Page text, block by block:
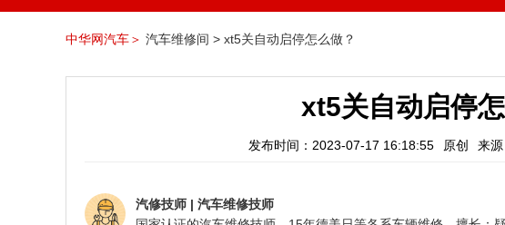
中华网汽车＞ 汽车维修间 > xt5关自动启停怎么做？
xt5关自动启停
发布时间：2023-07-17 16:18:55 原创 来
汽修技师 | 汽车维修技师